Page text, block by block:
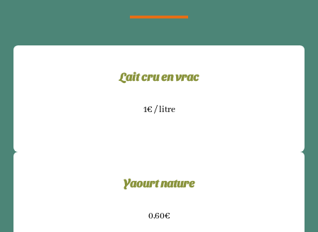
Lait cru en vrac
1€ / litre
Yaourt nature
0,60€